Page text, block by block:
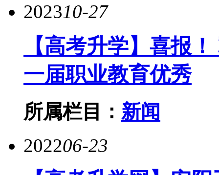
202310-27
【高考升学】喜报
一届职业教育优秀
所属栏目： 新闻
202206-23